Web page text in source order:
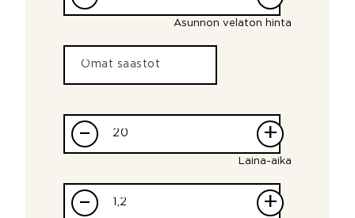
Asunnon velaton hinta
– +
Laina-aika
– +